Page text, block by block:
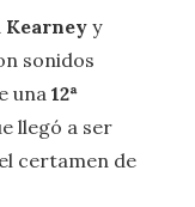
Kearney y
sonidos
una 12ª
llegó a ser
certamen de